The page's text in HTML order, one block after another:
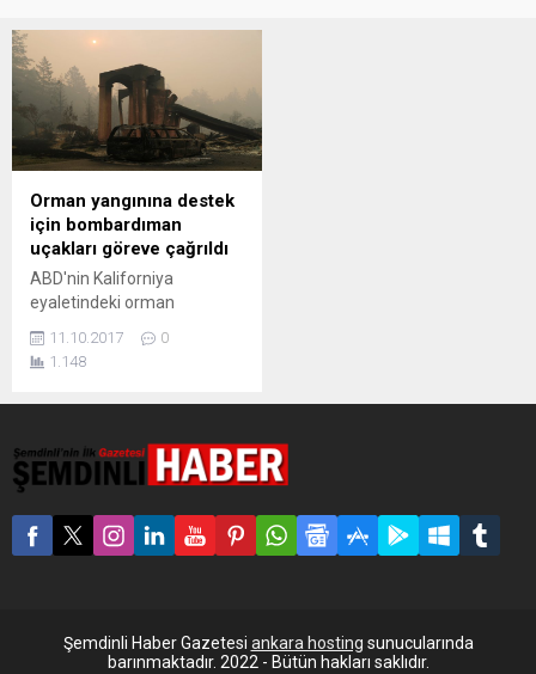
Orman yangınına destek
için bombardıman
uçakları göreve çağrıldı
ABD'nin Kaliforniya
eyaletindeki orman
15'e yükseldiği, 150 kişinin
de kaybolduğu bildirildi.
şarap imalathaneleri, evler
ve tatil köyleri de dahil
olmak üzere bin 600’e yakın
ev ve iş yeri yanarak büyük
zarar görürken, yangınların
11.10.2017
0
1.148
Şemdinli Haber Gazetesi ankara hosting sunucularında
barınmaktadır. 2022 - Bütün hakları saklıdır.